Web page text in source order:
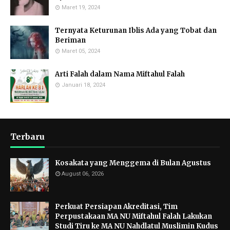
Maret 19, 2024
Ternyata Keturunan Iblis Ada yang Tobat dan
Beriman
Maret 05, 2024
Arti Falah dalam Nama Miftahul Falah
Januari 18, 2024
Terbaru
Kosakata yang Menggema di Bulan Agustus
August 06, 2026
Perkuat Persiapan Akreditasi, Tim
Perpustakaan MA NU Miftahul Falah Lakukan
Studi Tiru ke MA NU Nahdlatul Muslimin Kudus